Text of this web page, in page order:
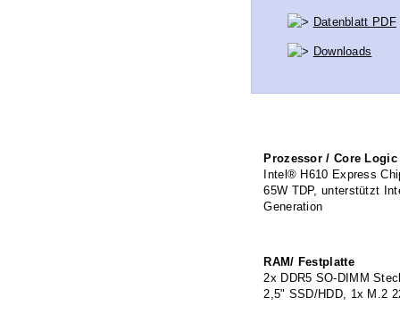
Datenblatt PDF
Downloads
Prozessor / Core Logic
Intel® H610 Express
65W TDP, unterstützt
Generation
RAM/ Festplatte
2x DDR5 SO-DIMM
2,5" SSD/HDD, 1x M.2